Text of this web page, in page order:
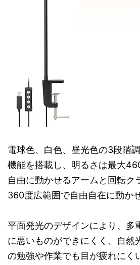
電球色、白色、昼光色の3段階
機能を搭載し、明るさは最大
自由に動かせるアームと回転ク
360度広範囲で自由自在に動か
平面発光のデザインにより、多
に悪いものができにくく、自然
の勉強や作業でも目が疲れにく